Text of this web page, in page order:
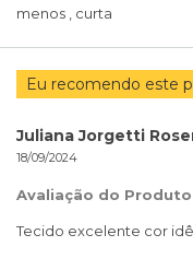
menos , curta
Eu recomendo este
18/09/2024
Avaliação do Produto
Tecido excelente cor